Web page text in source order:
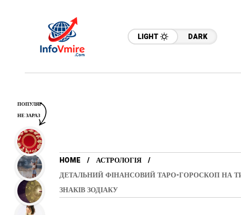
LIGHT DARK
HOME
АСТРОЛОГІЯ
ДЕТАЛЬНИЙ ФІНАНСОВИЙ ТАРО-ГОРОСКОП НА
ЗНАКІВ ЗОДІАКУ
ПОПУЛЯР
НЕ ЗАРАЗ